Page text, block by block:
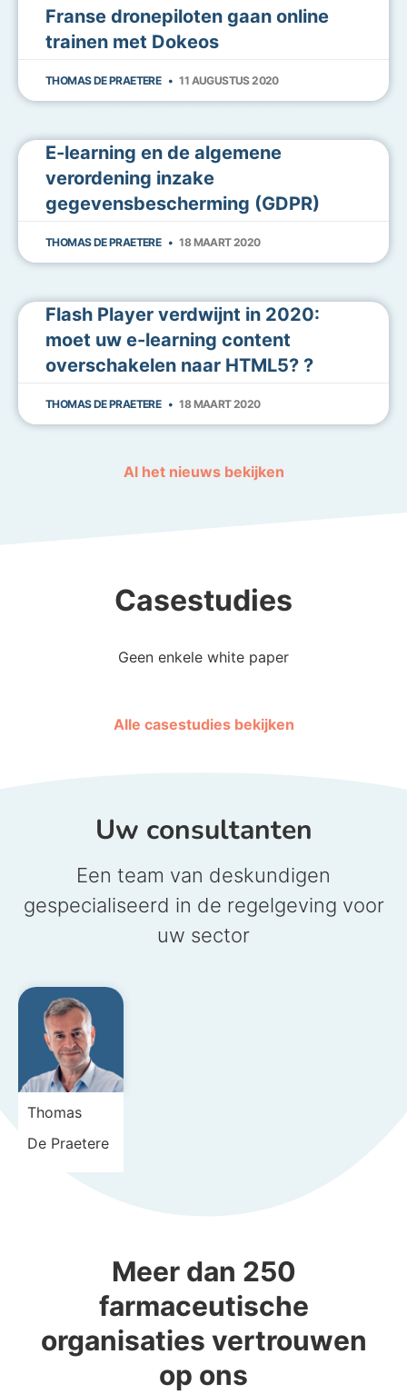
Franse dronepiloten gaan online
trainen met Dokeos
THOMAS DE PRAETERE 11 AUGUSTUS 2020
E-learning en de algemene
verordening inzake
gegevensbescherming (GDPR)
THOMAS DE PRAETERE 18 MAART 2020
Flash Player verdwijnt in 2020:
moet uw e-learning content
overschakelen naar HTML5? ?
THOMAS DE PRAETERE 18 MAART 2020
Al het nieuws bekijken
Casestudies
Geen enkele white paper
Alle casestudies bekijken
Uw consultanten
Een team van deskundigen
gespecialiseerd in de regelgeving voor
uw sector
Thomas
De Praetere
Meer dan 250
farmaceutische
organisaties vertrouwen
op ons